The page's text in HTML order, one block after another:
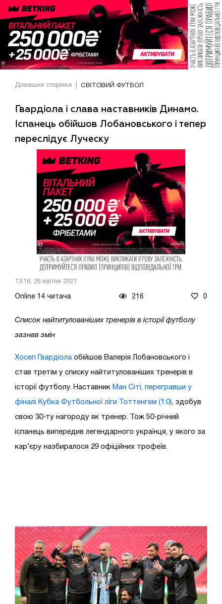
Домашня сторінка СВІТОВИЙ ФУТБОЛ
Гвардіола і слава наставників Динамо.
Іспанець обійшов Лобановського і тепер
переслідує Луческу
13:16, 26 квітня 2021
Online 14 читача 216 0
Список найтитулованіших тренерів в історії футболу
зазнав змін
Хосеп Гвардіола обійшов Валерія Лобановського і
став третім у списку найтитулованіших тренерів в
історії футболу. Наставник Ман Сіті, перегравши у
фіналі Кубка Футбольної ліги Тоттенгем (1:0) , здобув
свою 30-ту нагороду як тренер. Тож 50-річний
іспанець випередив легендарного українця, у якого за
кар’єру назбиралося 29 офіційних трофеїв.